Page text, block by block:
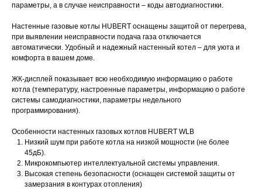
параметры, а в случае неисправности – коды автодиагностики.
Настенные газовые котлы HUBERT оснащены защитой от перегрева,
при выявлении неисправности подача газа отключается
автоматически. Удобный и надежный настенный котел – для уюта и
комфорта в вашем доме.
ЖК-дисплей показывает всю необходимую информацию о работе
котла (температуру, настроенные параметры, информацию о работе
системы самодиагностики, параметры недельного
программирования).
Особенности настенных газовых котлов HUBERT WLB
Низкий шум при работе котла на низкой мощности (не более
45дБ).
Микрокомпьютер интеллектуальной системы управления.
Высокая степень безопасности (оснащен системой защиты от
замерзания в контурах отопления)